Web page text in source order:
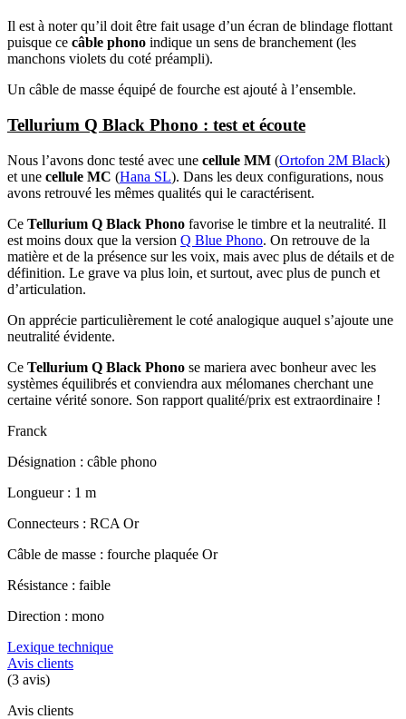
Il est à noter qu’il doit être fait usage d’un écran de blindage flottant
puisque ce câble phono indique un sens de branchement (les
manchons violets du coté préampli).
Un câble de masse équipé de fourche est ajouté à l’ensemble.
Tellurium Q Black Phono : test et écoute
Nous l’avons donc testé avec une cellule MM (Ortofon 2M Black)
et une cellule MC (Hana SL). Dans les deux configurations, nous
avons retrouvé les mêmes qualités qui le caractérisent.
Ce Tellurium Q Black Phono favorise le timbre et la neutralité. Il
est moins doux que la version Q Blue Phono. On retrouve de la
matière et de la présence sur les voix, mais avec plus de détails et de
définition. Le grave va plus loin, et surtout, avec plus de punch et
d’articulation.
On apprécie particulièrement le coté analogique auquel s’ajoute une
neutralité évidente.
Ce Tellurium Q Black Phono se mariera avec bonheur avec les
systèmes équilibrés et conviendra aux mélomanes cherchant une
certaine vérité sonore. Son rapport qualité/prix est extraordinaire !
Franck
Désignation : câble phono
Longueur : 1 m
Connecteurs : RCA Or
Câble de masse : fourche plaquée Or
Résistance : faible
Direction : mono
Lexique technique
Avis clients
(3 avis)
Avis clients